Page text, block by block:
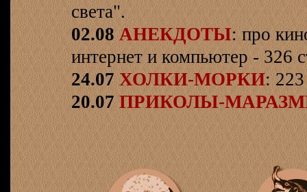
света".
02.08 АНЕКДОТЫ: про
интернет и компьютер - 326
24.07 ХОЛКИ-МОРКИ: 223
20.07 ПРИКОЛЫ-